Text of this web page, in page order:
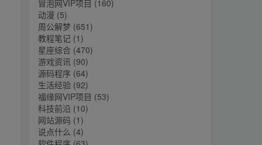
冒泡网VIP项目 (160)
动漫 (5)
周公解梦 (651)
教程笔记 (1)
星座综合 (470)
游戏资讯 (90)
源码程序 (64)
生活经验 (92)
福缘网VIP项目 (53)
科技前沿 (10)
网站源码 (1)
说点什么 (4)